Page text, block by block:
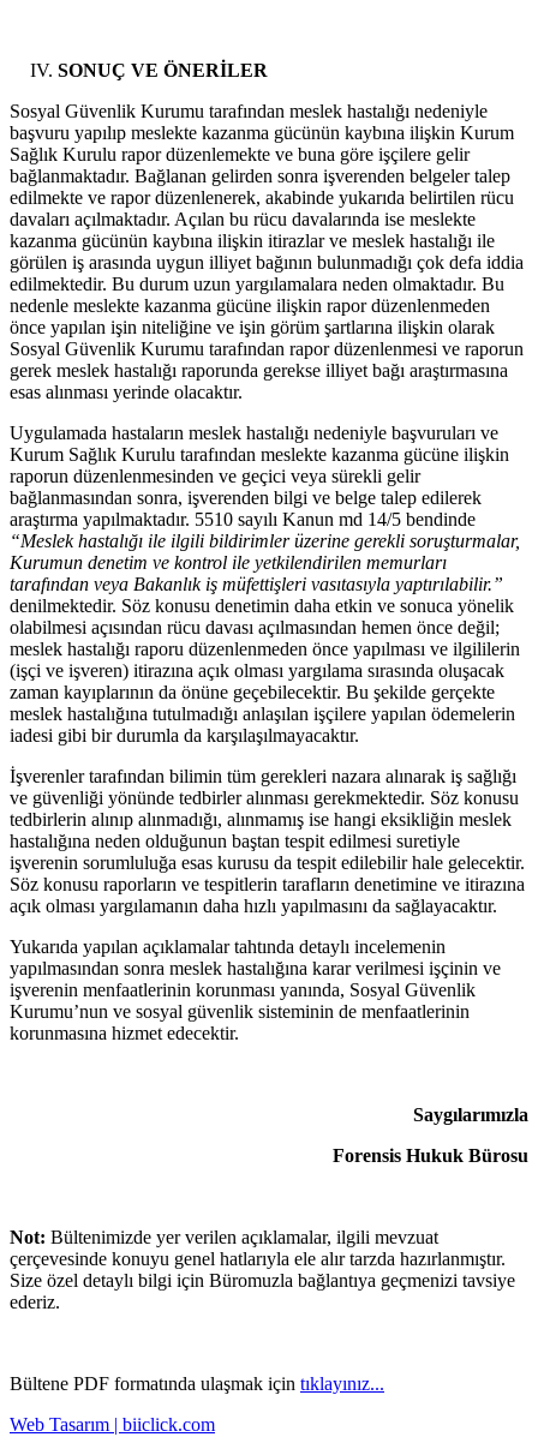
SONUÇ VE ÖNERİLER
Sosyal Güvenlik Kurumu tarafından meslek hastalığı nedeniyle
başvuru yapılıp meslekte kazanma gücünün kaybına ilişkin Kurum
Sağlık Kurulu rapor düzenlemekte ve buna göre işçilere gelir
bağlanmaktadır. Bağlanan gelirden sonra işverenden belgeler talep
edilmekte ve rapor düzenlenerek, akabinde yukarıda belirtilen rücu
davaları açılmaktadır. Açılan bu rücu davalarında ise meslekte
kazanma gücünün kaybına ilişkin itirazlar ve meslek hastalığı ile
görülen iş arasında uygun illiyet bağının bulunmadığı çok defa iddia
edilmektedir. Bu durum uzun yargılamalara neden olmaktadır. Bu
nedenle meslekte kazanma gücüne ilişkin rapor düzenlenmeden
önce yapılan işin niteliğine ve işin görüm şartlarına ilişkin olarak
Sosyal Güvenlik Kurumu tarafından rapor düzenlenmesi ve raporun
gerek meslek hastalığı raporunda gerekse illiyet bağı araştırmasına
esas alınması yerinde olacaktır.
Uygulamada hastaların meslek hastalığı nedeniyle başvuruları ve
Kurum Sağlık Kurulu tarafından meslekte kazanma gücüne ilişkin
raporun düzenlenmesinden ve geçici veya sürekli gelir
bağlanmasından sonra, işverenden bilgi ve belge talep edilerek
araştırma yapılmaktadır. 5510 sayılı Kanun md 14/5 bendinde
“Meslek hastalığı ile ilgili bildirimler üzerine gerekli soruşturmalar,
Kurumun denetim ve kontrol ile yetkilendirilen memurları
tarafından veya Bakanlık iş müfettişleri vasıtasıyla yaptırılabilir.”
denilmektedir. Söz konusu denetimin daha etkin ve sonuca yönelik
olabilmesi açısından rücu davası açılmasından hemen önce değil;
meslek hastalığı raporu düzenlenmeden önce yapılması ve ilgililerin
(işçi ve işveren) itirazına açık olması yargılama sırasında oluşacak
zaman kayıplarının da önüne geçebilecektir. Bu şekilde gerçekte
meslek hastalığına tutulmadığı anlaşılan işçilere yapılan ödemelerin
iadesi gibi bir durumla da karşılaşılmayacaktır.
İşverenler tarafından bilimin tüm gerekleri nazara alınarak iş sağlığı
ve güvenliği yönünde tedbirler alınması gerekmektedir. Söz konusu
tedbirlerin alınıp alınmadığı, alınmamış ise hangi eksikliğin meslek
hastalığına neden olduğunun baştan tespit edilmesi suretiyle
işverenin sorumluluğa esas kurusu da tespit edilebilir hale gelecektir.
Söz konusu raporların ve tespitlerin tarafların denetimine ve itirazına
açık olması yargılamanın daha hızlı yapılmasını da sağlayacaktır.
Yukarıda yapılan açıklamalar tahtında detaylı incelemenin
yapılmasından sonra meslek hastalığına karar verilmesi işçinin ve
işverenin menfaatlerinin korunması yanında, Sosyal Güvenlik
Kurumu’nun ve sosyal güvenlik sisteminin de menfaatlerinin
korunmasına hizmet edecektir.
Saygılarımızla
Forensis Hukuk Bürosu
Not: Bültenimizde yer verilen açıklamalar, ilgili mevzuat
çerçevesinde konuyu genel hatlarıyla ele alır tarzda hazırlanmıştır.
Size özel detaylı bilgi için Büromuzla bağlantıya geçmenizi tavsiye
ederiz.
Bültene PDF formatında ulaşmak için tıklayınız...
Web Tasarım | biiclick.com